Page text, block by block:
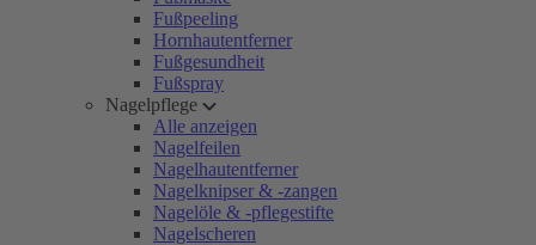
Fußpeeling
Hornhautentferner
Fußgesundheit
Fußspray
Nagelpflege
Alle anzeigen
Nagelfeilen
Nagelhautentferner
Nagelknipser & -zangen
Nagelöle & -pflegestifte
Nagelscheren